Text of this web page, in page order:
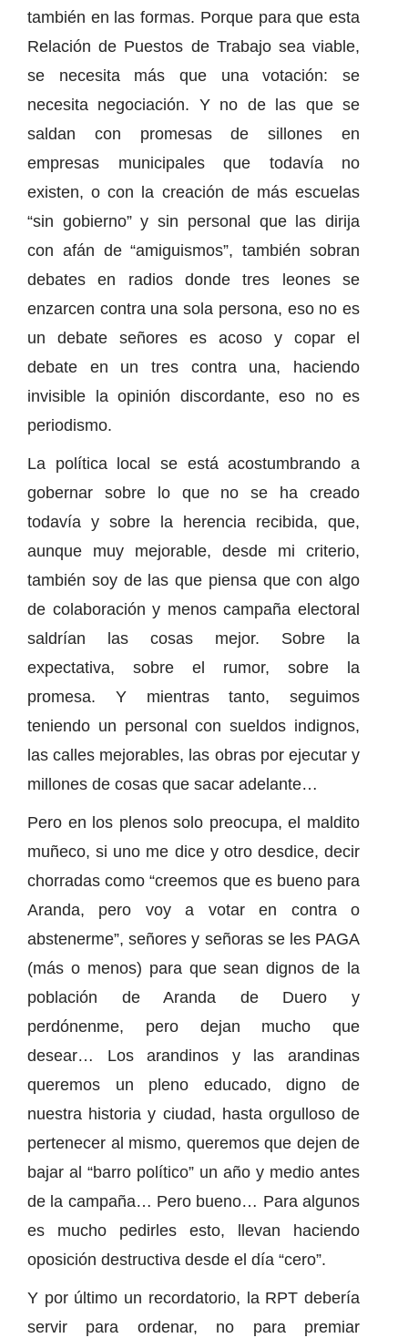
también en las formas. Porque para que esta
Relación de Puestos de Trabajo sea viable,
se necesita más que una votación: se
necesita negociación. Y no de las que se
saldan con promesas de sillones en
empresas municipales que todavía no
existen, o con la creación de más escuelas
“sin gobierno” y sin personal que las dirija
con afán de “amiguismos”, también sobran
debates en radios donde tres leones se
enzarcen contra una sola persona, eso no es
un debate señores es acoso y copar el
debate en un tres contra una, haciendo
invisible la opinión discordante, eso no es
periodismo.
La política local se está acostumbrando a
gobernar sobre lo que no se ha creado
todavía y sobre la herencia recibida, que,
aunque muy mejorable, desde mi criterio,
también soy de las que piensa que con algo
de colaboración y menos campaña electoral
saldrían las cosas mejor. Sobre la
expectativa, sobre el rumor, sobre la
promesa. Y mientras tanto, seguimos
teniendo un personal con sueldos indignos,
las calles mejorables, las obras por ejecutar y
millones de cosas que sacar adelante…
Pero en los plenos solo preocupa, el maldito
muñeco, si uno me dice y otro desdice, decir
chorradas como “creemos que es bueno para
Aranda, pero voy a votar en contra o
abstenerme”, señores y señoras se les PAGA
(más o menos) para que sean dignos de la
población de Aranda de Duero y
perdónenme, pero dejan mucho que
desear… Los arandinos y las arandinas
queremos un pleno educado, digno de
nuestra historia y ciudad, hasta orgulloso de
pertenecer al mismo, queremos que dejen de
bajar al “barro político” un año y medio antes
de la campaña… Pero bueno… Para algunos
es mucho pedirles esto, llevan haciendo
oposición destructiva desde el día “cero”.
Y por último un recordatorio, la RPT debería
servir para ordenar, no para premiar